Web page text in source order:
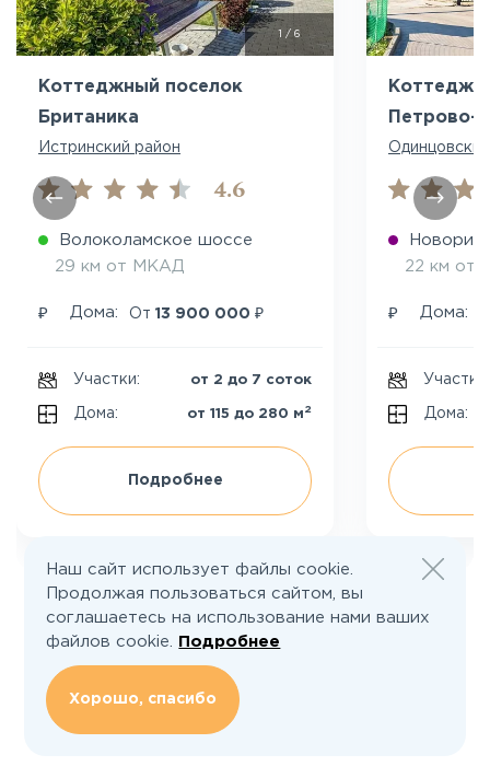
1 / 6
Коттеджный поселок
Британика
Истринский район
4.6
Волоколамское шоссе
29 км от МКАД
₽ Дома: От 13 900 000 ₽
Участки: от 2 до 7 соток
Дома: от 115 до 280 м 2
Подробнее
Петрово-
22 км от
₽ Дома:
Участки:
Дома:
Наш сайт использует файлы cookie.
Продолжая пользоваться сайтом, вы
соглашаетесь на использование нами ваших
файлов cookie.
Подробнее
Хорошо, спасибо